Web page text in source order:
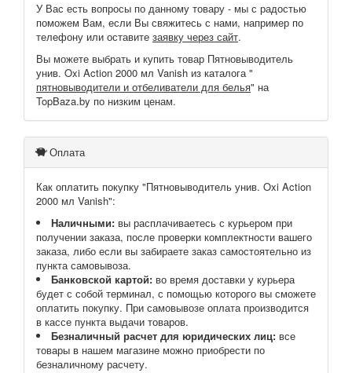
У Вас есть вопросы по данному товару - мы с радостью
поможем Вам, если Вы свяжитесь с нами, например по
телефону или оставите заявку через сайт.
Вы можете выбрать и купить товар Пятновыводитель
унив. Oxi Action 2000 мл Vanish из каталога "
пятновыводители и отбеливатели для белья" на
TopBaza.by по низким ценам.
Оплата
Как оплатить покупку "Пятновыводитель унив. Oxi Action
2000 мл Vanish":
Наличными: вы расплачиваетесь с курьером при
получении заказа, после проверки комплектности вашего
заказа, либо если вы забираете заказ самостоятельно из
пункта самовывоза.
Банковской картой: во время доставки у курьера
будет с собой терминал, с помощью которого вы сможете
оплатить покупку. При самовывозе оплата производится
в кассе пункта выдачи товаров.
Безналичный расчет для юридических лиц: все
товары в нашем магазине можно приобрести по
безналичному расчету.